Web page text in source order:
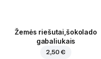
Žemės riešutai,šokolado
gabaliukais
2,50 €